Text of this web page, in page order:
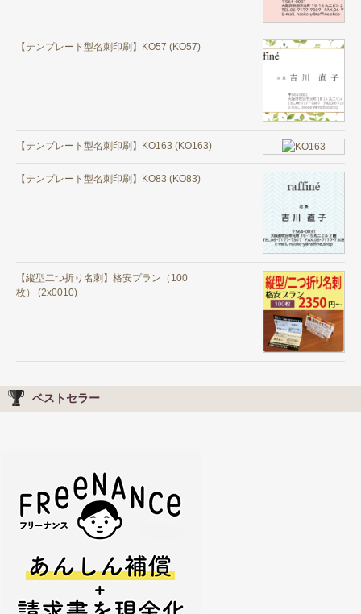
【テンプレート型名刺印刷】KO57 (KO57)
【テンプレート型名刺印刷】KO163 (KO163)
【テンプレート型名刺印刷】KO83 (KO83)
【縦型二つ折り名刺】格安プラン（100
枚） (2x0010)
ベストセラー